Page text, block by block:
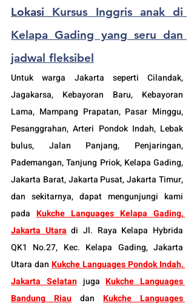
Lokasi Kursus Inggris anak di
Kelapa Gading yang seru dan
jadwal fleksibel
Untuk warga Jakarta seperti Cilandak,
Jagakarsa, Kebayoran Baru, Kebayoran
Lama, Mampang Prapatan, Pasar Minggu,
Pesanggrahan, Arteri Pondok Indah, Lebak
bulus, Jalan Panjang, Penjaringan,
Pademangan, Tanjung Priok, Kelapa Gading,
Jakarta Barat, Jakarta Pusat, Jakarta Timur,
dan sekitarnya, dapat mengunjungi kami
pada Kukche Languages Kelapa Gading,
Jakarta Utara di Jl. Raya Kelapa Hybrida
QK1 No.27, Kec. Kelapa Gading, Jakarta
Utara dan Kukche Languages Pondok Indah,
Jakarta Selatan juga Kukche Languages
Bandung Riau dan Kukche Languages